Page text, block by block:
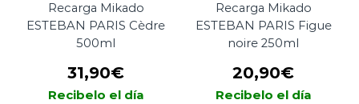
Recarga Mikado
ESTEBAN PARIS Cèdre
500ml
31,90€
Recibelo el día
Recarga Mikado
ESTEBAN PARIS Figue
noire 250ml
20,90€
Recibelo el día